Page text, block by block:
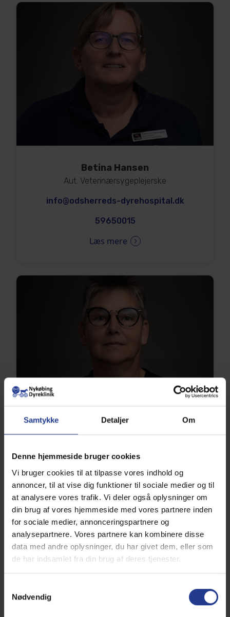
Samtykke Detaljer Om
Denne hjemmeside bruger cookies
Vi bruger cookies til at tilpasse vores indhold og
annoncer, til at vise dig funktioner til sociale medier og til
at analysere vores trafik. Vi deler også oplysninger om
din brug af vores hjemmeside med vores partnere inden
for sociale medier, annonceringspartnere og
analysepartnere. Vores partnere kan kombinere disse
data med andre oplysninger, du har givet dem, eller som
de har indsamlet fra din brug af deres tjenester.
Nødvendig
Betina Hansen
Aut. Veterinærsygeplejerske
info@odsherreds-dyrehospital.dk
59650015
Læs mere
Aut. Veterinærsygeplejerske
nykoebing_dyreklinik@mail.dk
59329009
Læs mere